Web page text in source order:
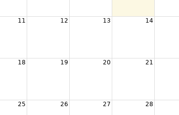
11 12 13 14
18 19 20 21
25 26 27 28